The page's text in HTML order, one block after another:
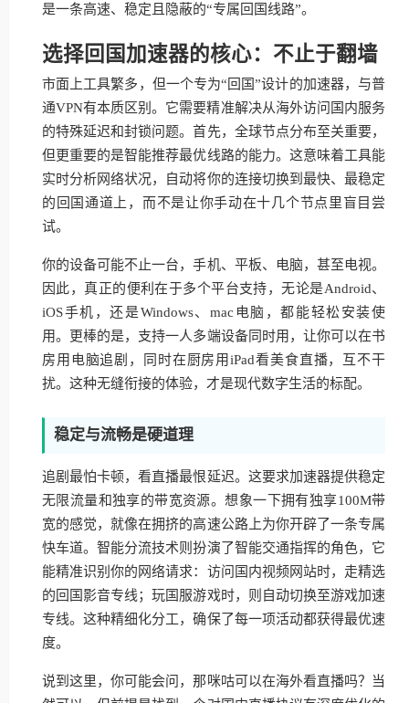
是一条高速、稳定且隐蔽的“专属回国线路”。
选择回国加速器的核心：不止于翻墙
市面上工具繁多，但一个专为“回国”设计的加速器，与普
通VPN有本质区别。它需要精准解决从海外访问国内服务
的特殊延迟和封锁问题。首先，全球节点分布至关重要，
但更重要的是智能推荐最优线路的能力。这意味着工具能
实时分析网络状况，自动将你的连接切换到最快、最稳定
的回国通道上，而不是让你手动在十几个节点里盲目尝
试。
你的设备可能不止一台，手机、平板、电脑，甚至电视。
因此，真正的便利在于多个平台支持，无论是Android、
iOS手机，还是Windows、mac电脑，都能轻松安装使
用。更棒的是，支持一人多端设备同时用，让你可以在书
房用电脑追剧，同时在厨房用iPad看美食直播，互不干
扰。这种无缝衔接的体验，才是现代数字生活的标配。
稳定与流畅是硬道理
追剧最怕卡顿，看直播最恨延迟。这要求加速器提供稳定
无限流量和独享的带宽资源。想象一下拥有独享100M带
宽的感觉，就像在拥挤的高速公路上为你开辟了一条专属
快车道。智能分流技术则扮演了智能交通指挥的角色，它
能精准识别你的网络请求：访问国内视频网站时，走精选
的回国影音专线；玩国服游戏时，则自动切换至游戏加速
专线。这种精细化分工，确保了每一项活动都获得最优速
度。
说到这里，你可能会问，那咪咕可以在海外看直播吗？当